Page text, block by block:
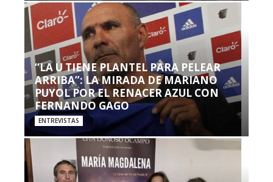
“LA U TIENE PLANTEL PARA PELEAR
ARRIBA”: LA MIRADA DE MARIANO
PUYOL POR EL RENACER AZUL CON
FERNANDO GAGO
ENTREVISTAS